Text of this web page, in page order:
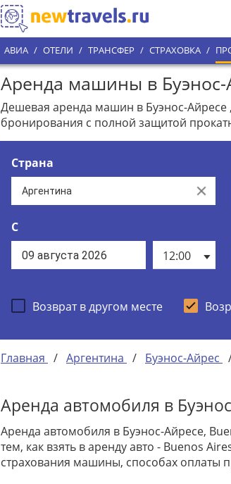
АВИА / ОТЕЛИ / ТРАНСФЕР / СТРАХОВКА /
Аренда машины в Буэнос-
Дешевая аренда машин в Буэнос-Айресе
бронирования с полной защитой
Страна
Clear
С
12:00
Возврат в другом месте
Главная / Аргентина / Буэнос-Айрес
Аренда автомобиля в
Аренда автомобиля в Буэнос-Айресе,
тем, как взять в аренду авто - Buenos
страхования машины, способах оплаты